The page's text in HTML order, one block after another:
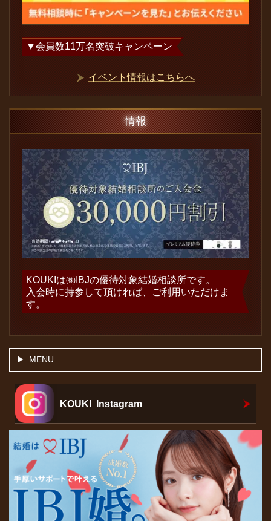
▼会員数11万名突破キャンペーン
イベント情報はこちらへ
情報
KOUKIは㈱IBJの優待対象結婚相談所です。
入会時に持参して頂ければ、ご利用いただけま
す。
MENU
KOUKI Instagram